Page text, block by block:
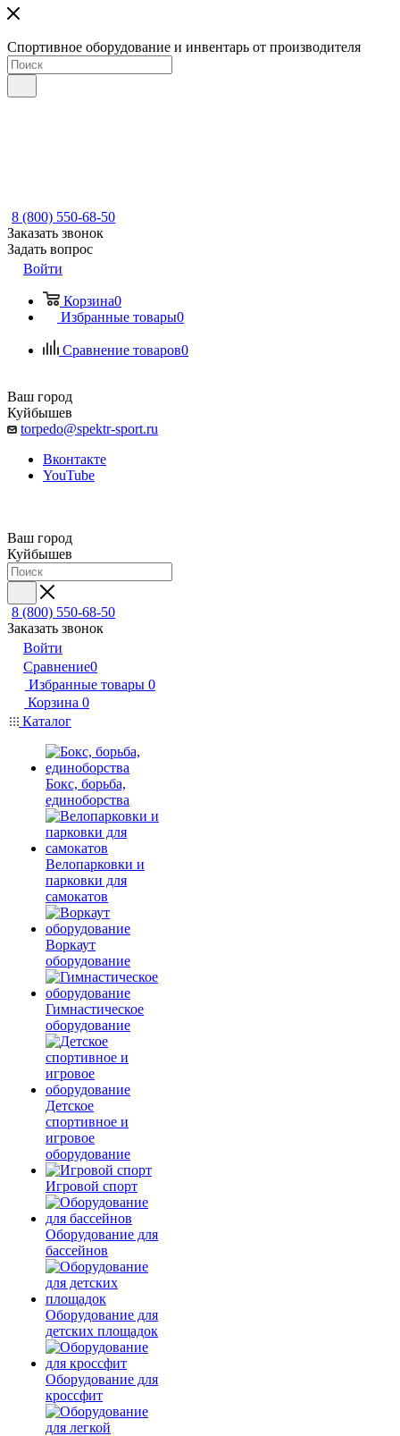
Спортивное оборудование и инвентарь от производителя
8 (800) 550-68-50
Заказать звонок
Задать вопрос
Войти
Корзина0
Избранные товары0
Сравнение товаров0
Ваш город
Куйбышев
torpedo@spektr-sport.ru
Вконтакте
YouTube
Ваш город
Куйбышев
8 (800) 550-68-50
Заказать звонок
Войти
Сравнение0
Избранные товары 0
Корзина 0
Каталог
Бокс, борьба,
единоборства
Велопарковки и
парковки для
самокатов
Воркаут
оборудование
Гимнастическое
оборудование
Детское
спортивное и
игровое
оборудование
Игровой спорт
Оборудование для
бассейнов
Оборудование для
детских площадок
Оборудование для
кроссфит